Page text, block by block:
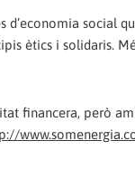
d’economia social
ètics i solidaris.
financera, però